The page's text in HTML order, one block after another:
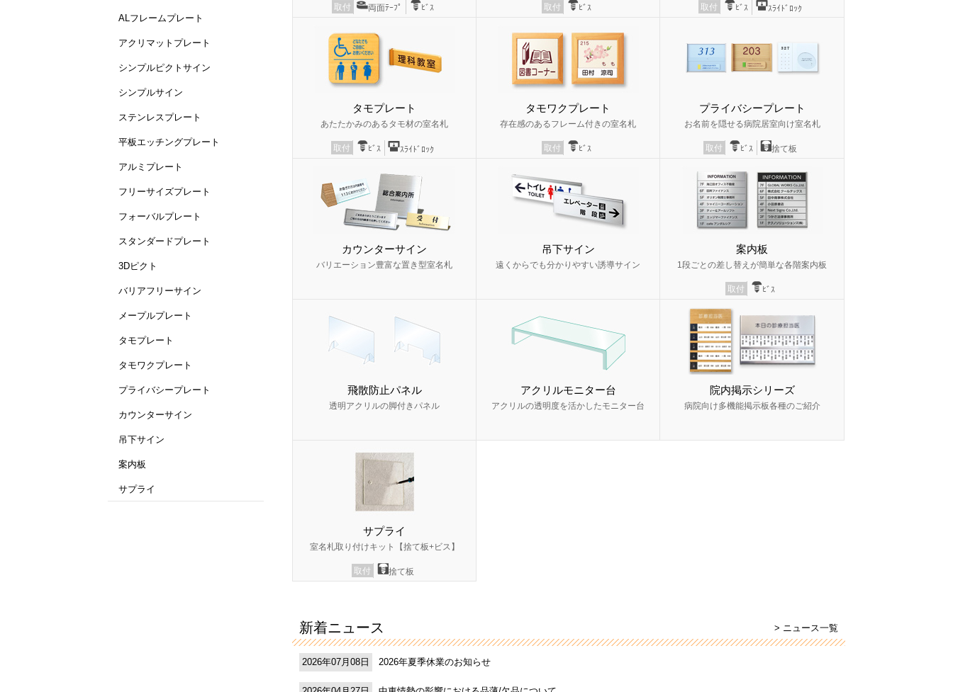
ALフレームプレート
アクリマットプレート
シンプルピクトサイン
シンプルサイン
ステンレスプレート
平板エッチングプレート
アルミプレート
フリーサイズプレート
フォーバルプレート
スタンダードプレート
3Dピクト
バリアフリーサイン
メープルプレート
タモプレート
タモワクプレート
プライバシープレート
カウンターサイン
吊下サイン
案内板
サプライ
取付 両面ﾃｰﾌﾟ ﾋﾞｽ 取付 ﾋﾞｽ 取付 ﾋﾞｽ ｽﾗｲﾄﾞﾛｯｸ
タモプレート
あたたかみのあるタモ材の室名札
取付 ﾋﾞｽ ｽﾗｲﾄﾞﾛｯｸ
タモワクプレート
存在感のあるフレーム付きの室名札
取付 ﾋﾞｽ
プライバシープレート
お名前を隠せる病院居室向け室名札
取付 ﾋﾞｽ 捨て板
カウンターサイン
バリエーション豊富な置き型室名札
吊下サイン
遠くからでも分かりやすい誘導サイン
案内板
1段ごとの差し替えが簡単な各階案内板
取付 ﾋﾞｽ
飛散防止パネル
透明アクリルの脚付きパネル
アクリルモニター台
アクリルの透明度を活かしたモニター台
院内掲示シリーズ
病院向け多機能掲示板各種のご紹介
サプライ
室名札取り付けキット【捨て板+ビス】
取付 捨て板
新着ニュース > ニュース一覧
2026年07月08日 2026年夏季休業のお知らせ